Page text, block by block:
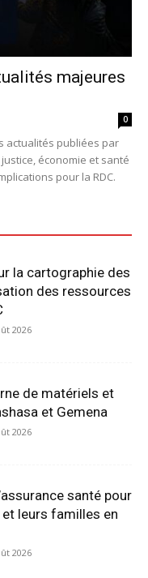
majeures
0
actualités publiées par
économie et santé
pour la RDC.
la cartographie des
des ressources
2026
de matériels et
et Gemena
2026
santé pour
leurs familles en
2026